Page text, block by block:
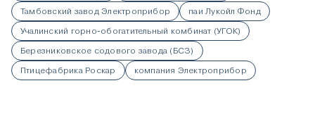
Тамбовский завод Электроприбор
паи Лукойл Фонд
Учалинский горно-обогатительный комбинат (УГОК)
Березниковское содового завода (БСЗ)
Птицефабрика Роскар
компания Электроприбор